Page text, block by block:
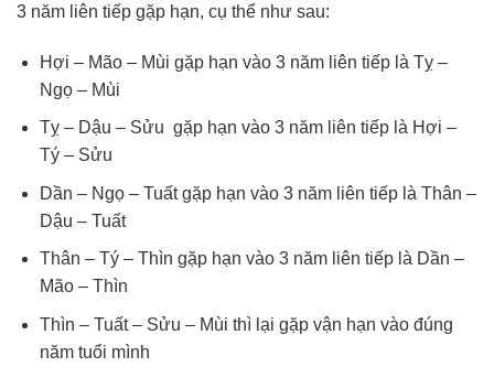
3 năm liên tiếp gặp hạn, cụ thể như sau:
Hợi – Mão – Mùi gặp hạn vào 3 năm liên tiếp là Tỵ –
Ngọ – Mùi
Tỵ – Dậu – Sửu gặp hạn vào 3 năm liên tiếp là Hợi –
Tý – Sửu
Dần – Ngọ – Tuất gặp hạn vào 3 năm liên tiếp là Thân –
Dậu – Tuất
Thân – Tý – Thìn gặp hạn vào 3 năm liên tiếp là Dần –
Mão – Thìn
Thìn – Tuất – Sửu – Mùi thì lại gặp vận hạn vào đúng
năm tuổi mình